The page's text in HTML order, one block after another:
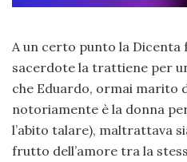
A un certo punto la Dicenta
sacerdote la trattiene per
che Eduardo, ormai marito
notoriamente è la donna
l’abito talare), maltrattava
frutto dell’amore tra la